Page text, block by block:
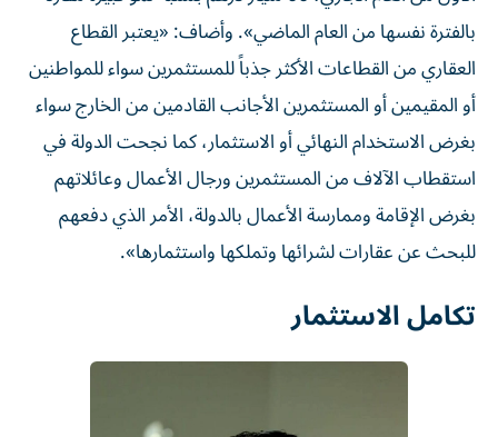
بالفترة نفسها من العام الماضي». وأضاف: «يعتبر القطاع
العقاري من القطاعات الأكثر جذباً للمستثمرين سواء للمواطنين
أو المقيمين أو المستثمرين الأجانب القادمين من الخارج سواء
بغرض الاستخدام النهائي أو الاستثمار، كما نجحت الدولة في
استقطاب الآلاف من المستثمرين ورجال الأعمال وعائلاتهم
بغرض الإقامة وممارسة الأعمال بالدولة، الأمر الذي دفعهم
للبحث عن عقارات لشرائها وتملكها واستثمارها».
تكامل الاستثمار